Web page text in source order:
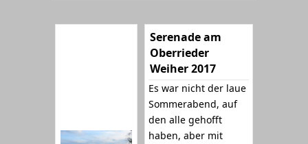
Serenade am
Oberrieder
Weiher 2017
Es war nicht der laue
Sommerabend, auf
den alle gehofft
haben, aber mit